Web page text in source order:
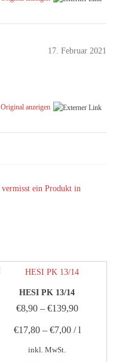
17. Februar 2021
Original anzeigen
ein Produkt in
HESI PK 13/14
€8,90– €139,90
€17,80– €7,00/l
inkl. MwSt.